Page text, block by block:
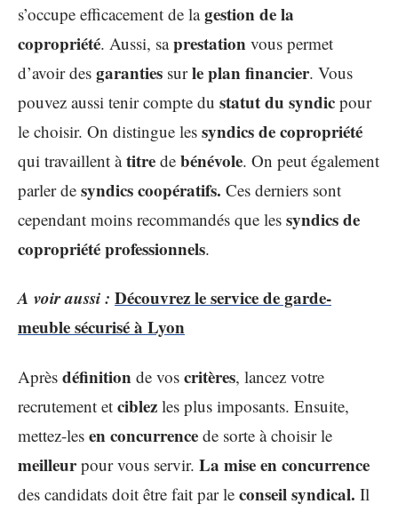
s’occupe efficacement de lagestion de la
copropriété. Aussi, saprestation vous permet
d’avoir des garanties surle plan financier. Vous
pouvez aussi tenir compte du statut du syndic pour
le choisir. On distingue les syndics de copropriété
qui travaillent àtitre de bénévole. On peut également
parler de syndics coopératifs. Ces derniers sont
cependant moins recommandés que les syndics de
copropriété professionnels.
A voir aussi : Découvrez le service de garde-
meuble sécurisé à Lyon
Après définition de vos critères, lancez votre
recrutement et ciblez les plus imposants. Ensuite,
mettez-les en concurrence de sorte à choisir le
meilleurpour vous servir. La mise en concurrence
des candidats doit être fait par le conseil syndical. Il